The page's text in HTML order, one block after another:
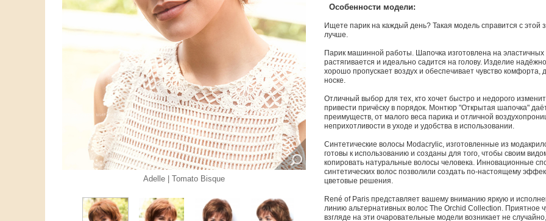
Adelle | Tomato Bisque
Особенности модели:
Ищете парик на каждый день? Такая модель справится с этой
лучше.
Парик машинной работы. Шапочка изготовлена на
растягивается и идеально садится на голову. Изделие
хорошо пропускает воздух и обеспечивает чувство комфорта,
носке.
Отличный выбор для тех, кто хочет быстро и недорого
привести причёску в порядок. Монтюр "Открытая шапочка"
преимуществ, от малого веса парика и отличной
неприхотливости в уходе и удобства в использовании.
Синтетические волосы Modacrylic, изготовленные из
готовы к использованию и созданы для того, чтобы своим
копировать натуральные волосы человека. Инновационные
синтетических волос позволили создать по-настоящему
цветовые решения.
René of Paris представляет вашему вниманию яркую и
линию альтернативных волос The Orchid Collection. Приятное
взгляде на эти очаровательные модели возникает не